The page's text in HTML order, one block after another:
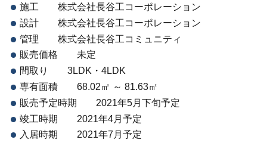
施工 株式会社長谷工コーポレーション
設計 株式会社長谷工コーポレーション
管理 株式会社長谷工コミュニティ
販売価格 未定
間取り 3LDK・4LDK
専有面積 68.02㎡ ～ 81.63㎡
販売予定時期 2021年5月下旬予定
竣工時期 2021年4月予定
入居時期 2021年7月予定